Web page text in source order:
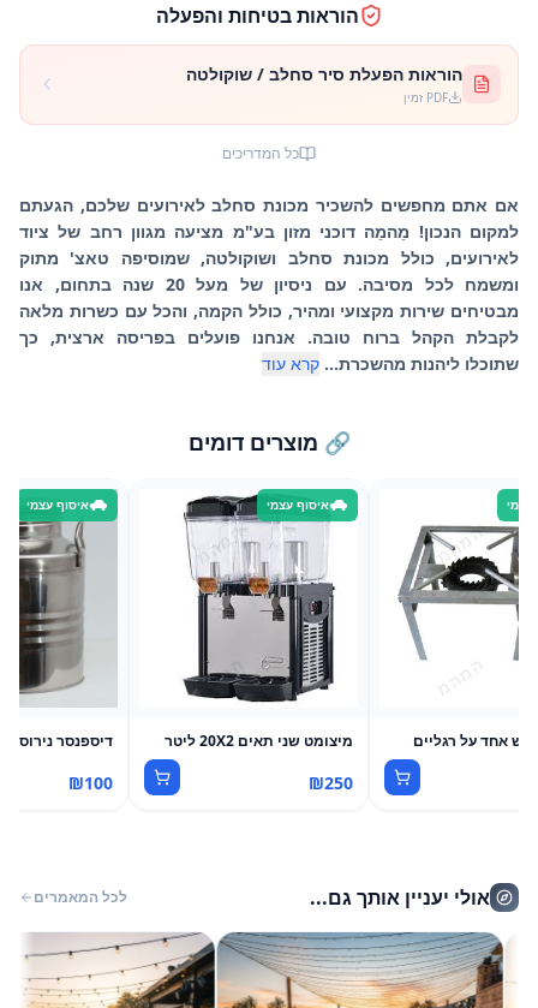
הוראות בטיחות והפעלה
הוראות הפעלת סיר סחלב / שוקולטה
PDF זמין
כל המדריכים
אם אתם מחפשים להשכיר מכונת סחלב לאירועים שלכם, הגעתם
למקום הנכון! מֵהמֵה דוכני מזון בע"מ מציעה מגוון רחב של ציוד
לאירועים, כולל מכונת סחלב ושוקולטה, שמוסיפה טאצ' מתוק
ומשמח לכל מסיבה. עם ניסיון של מעל 20 שנה בתחום, אנו
מבטיחים שירות מקצועי ומהיר, כולל הקמה, והכל עם כשרות מלאה
לקבלת הקהל ברוח טובה. אנחנו פועלים בפריסה ארצית, כך
שתוכלו ליהנות מהשכרת... קרא עוד
🔗 מוצרים דומים
עצמי
אחד על רגליים
איסוף עצמי
מיצומט שני תאים 20X2 ליטר
₪250
איסוף עצמי
דיספנסר נירוסטה עגול
₪100
אולי יעניין אותך גם... לכל המאמרים